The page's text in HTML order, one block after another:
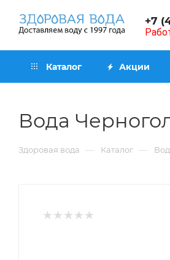
+7
Каталог Акции
Вода
Здоровая вода — Каталог —